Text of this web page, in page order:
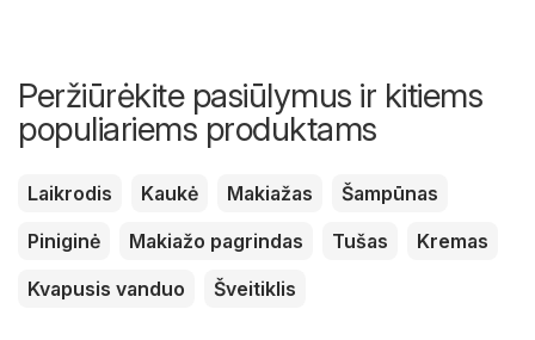
Peržiūrėkite pasiūlymus ir kitiems
populiariems produktams
Laikrodis Kaukė Makiažas
Šampūnas
Piniginė
Makiažo pagrindas Tušas
Kremas
Kvapusis vanduo
Šveitiklis